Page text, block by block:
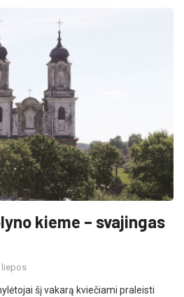
kieme – svajingas
liepos
šį vakarą kviečiami praleisti